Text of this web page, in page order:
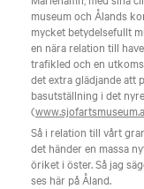
museum och Ålands
mycket betydelsefullt
en nära relation till
trafikled och en
det extra glädjande att
basutställning i det
(
Så i relation till vårt
det händer en massa
öriket i öster. Så jag
ses här på Åland.